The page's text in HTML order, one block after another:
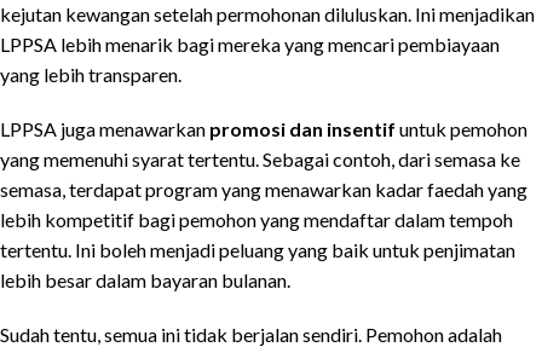
kejutan kewangan setelah permohonan diluluskan. Ini menjadikan
LPPSA lebih menarik bagi mereka yang mencari pembiayaan
yang lebih transparen.
LPPSA juga menawarkan promosi dan insentif untuk pemohon
yang memenuhi syarat tertentu. Sebagai contoh, dari semasa ke
semasa, terdapat program yang menawarkan kadar faedah yang
lebih kompetitif bagi pemohon yang mendaftar dalam tempoh
tertentu. Ini boleh menjadi peluang yang baik untuk penjimatan
lebih besar dalam bayaran bulanan.
Sudah tentu, semua ini tidak berjalan sendiri. Pemohon adalah